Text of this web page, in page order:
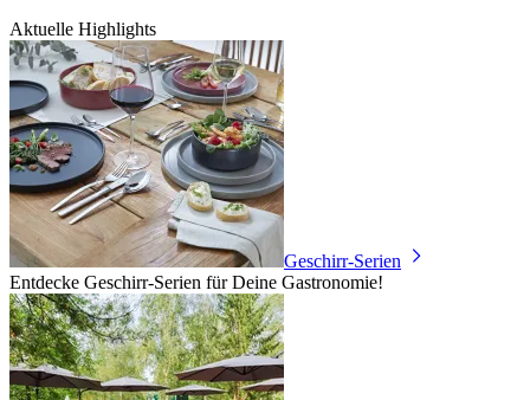
Aktuelle Highlights
Geschirr-Serien
Entdecke Geschirr-Serien für Deine Gastronomie!